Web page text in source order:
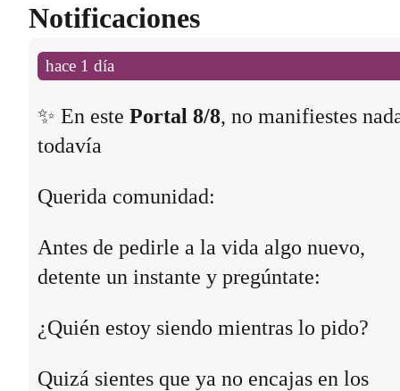
Notificaciones
hace 1 día
✨ En este Portal 8/8, no manifiestes
todavía
Querida comunidad:
Antes de pedirle a la vida algo nuevo,
detente un instante y pregúntate:
¿Quién estoy siendo mientras lo pido?
Quizá sientes que ya no encajas en los